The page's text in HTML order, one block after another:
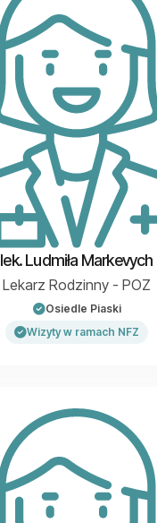
lek. Ludmiła Markevych
Lekarz Rodzinny - POZ
Osiedle Piaski
Wizyty w ramach NFZ